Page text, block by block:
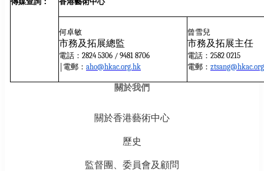
何卓敏
市務及拓展總監
電話： 2824 5306 / 9481 8706
|電郵： aho@hkac.org.hk
曾雪兒
市務及拓展主任
電話： 2582 0215
電郵：
關於我們
關於香港藝術中心
歷史
監督團、委員會及顧問